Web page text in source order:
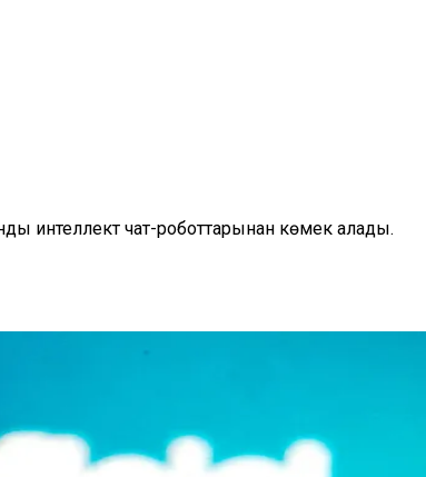
интеллект чат-роботтарынан көмек алады.